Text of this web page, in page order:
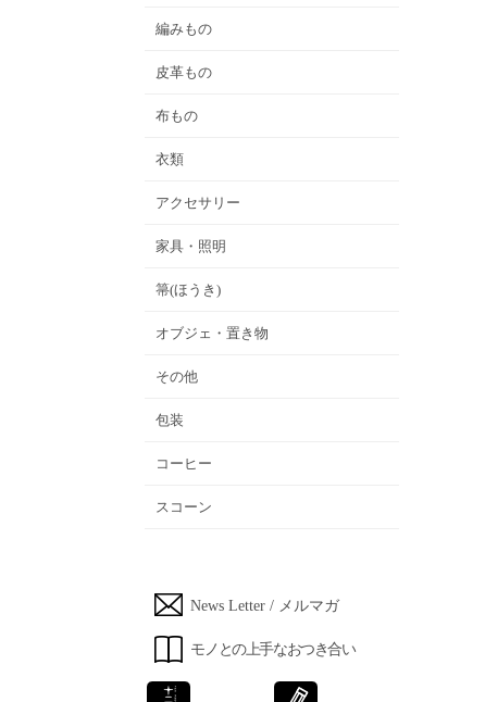
編みもの
皮革もの
布もの
衣類
アクセサリー
家具・照明
箒(ほうき)
オブジェ・置き物
その他
包装
コーヒー
スコーン
News Letter / メルマガ
モノとの上手なおつき合い